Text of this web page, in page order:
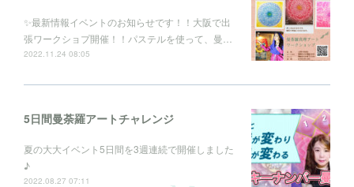
✨最新情報イベントのお知らせです！！大阪で出
張ワークショプ開催！！パステルを使って、曼…
2022.11.24 08:05
5日間曼荼羅アートチャレンジ
夏の大大イベント5日間を3週連続で開催しました
♪
2022.08.27 07:11